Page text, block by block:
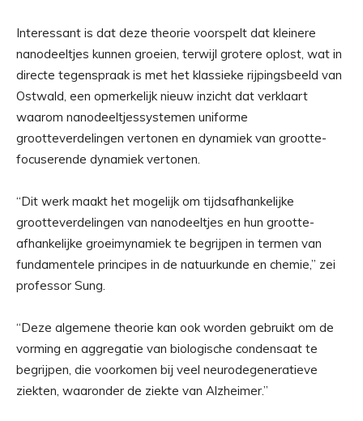
Interessant is dat deze theorie voorspelt dat kleinere
nanodeeltjes kunnen groeien, terwijl grotere oplost, wat in
directe tegenspraak is met het klassieke rijpingsbeeld van
Ostwald, een opmerkelijk nieuw inzicht dat verklaart
waarom nanodeeltjessystemen uniforme
grootteverdelingen vertonen en dynamiek van grootte-
focuserende dynamiek vertonen.
“Dit werk maakt het mogelijk om tijdsafhankelijke
grootteverdelingen van nanodeeltjes en hun grootte-
afhankelijke groeimynamiek te begrijpen in termen van
fundamentele principes in de natuurkunde en chemie,” zei
professor Sung.
“Deze algemene theorie kan ook worden gebruikt om de
vorming en aggregatie van biologische condensaat te
begrijpen, die voorkomen bij veel neurodegeneratieve
ziekten, waaronder de ziekte van Alzheimer.”